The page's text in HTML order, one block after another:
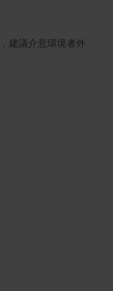
，建議介意環境者外